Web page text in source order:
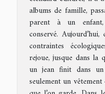
albums de famille,
parent à un
conservé.
contraintes
rejoue, jusque dans la
un jean finit dans
seulement un